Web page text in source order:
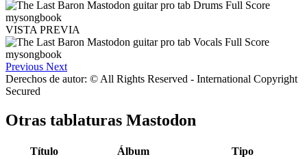
VISTA PREVIA
Previous Next
Derechos de autor: © All Rights Reserved - International Copyright
Secured
Otras tablaturas Mastodon
Título Álbum
Tipo